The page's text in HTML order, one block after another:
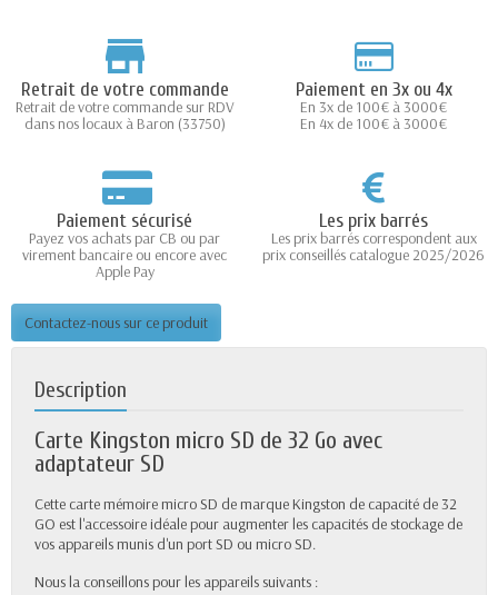
Retrait de votre commande
Retrait de votre commande sur RDV
dans nos locaux à Baron (33750)
Paiement en 3x ou 4x
En 3x de 100€ à 3000€
En 4x de 100€ à 3000€
Paiement sécurisé
Payez vos achats par CB ou par
virement bancaire ou encore avec
Apple Pay
Les prix barrés
Les prix barrés correspondent aux
prix conseillés catalogue 2025/2026
Contactez-nous sur ce produit
Description
Carte Kingston micro SD de 32 Go avec
adaptateur SD
Cette carte mémoire micro SD de marque Kingston de capacité de 32
GO est l'accessoire idéale pour augmenter les capacités de stockage de
vos appareils munis d'un port SD ou micro SD.
Nous la conseillons pour les appareils suivants :